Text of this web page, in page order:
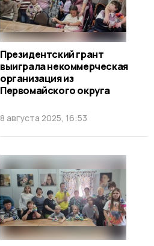
Президентский грант
выиграла некоммерческая
организация из
Первомайского округа
8 августа 2025, 16:53